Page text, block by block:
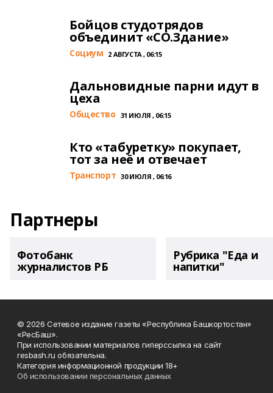
Бойцов студотрядов
объединит «СО.Здание»
Cоциум 2 АВГУСТА , 06:15
Дальновидные парни идут в
цеха
Общество 31 ИЮЛЯ , 06:15
Кто «табуретку» покупает,
тот за неё и отвечает
Транспорт 30 ИЮЛЯ , 06:16
Партнеры
Фотобанк
журналистов РБ
Рубрика "Еда и
напитки"
© 2026 Сетевое издание газеты «Республика Башкортостан»
«РесБаш».
При использовании материалов гиперссылка на сайт
resbash.ru обязательна.
Категория информационной продукции 18+
Об использовании персональных данных